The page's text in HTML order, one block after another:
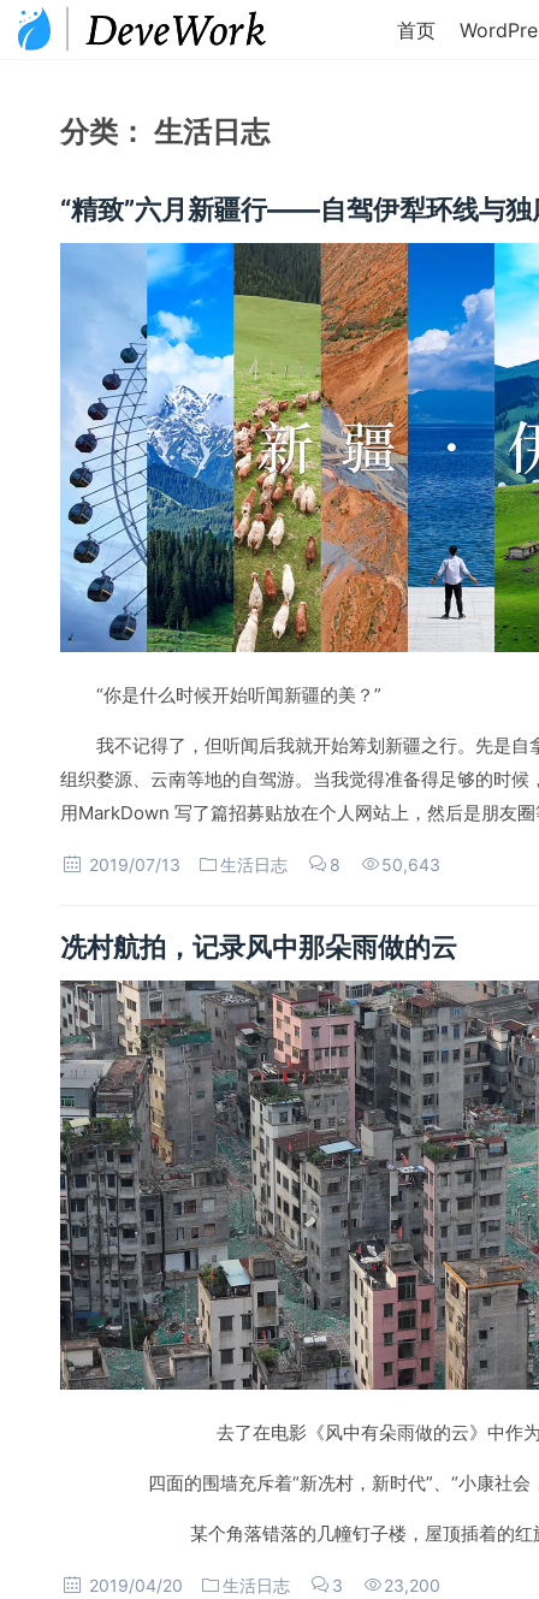
首页
分类： 生活日志
“精致”六月新疆行——自驾伊犁环线与独
“你是什么时候开始听闻新疆的美？”
我不记得了，但听闻后我就开始筹划新疆之行。先是
组织婺源、云南等地的自驾游。当我觉得准备得足够的时
用MarkDown 写了篇招募贴放在个人网站上，然后是朋友
2019/07/13 生活日志 8 50,643
冼村航拍，记录风中那朵雨做的云
去了在电影《风中有朵雨做的云》中作
四面的围墙充斥着“新冼村，新时代”、“小康社
某个角落错落的几幢钉子楼，屋顶插着的
2019/04/20 生活日志 3 23,200